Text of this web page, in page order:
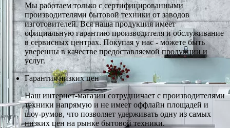
Мы работаем только с сертифицированными
производителями бытовой техники от заводов
изготовителей. Вся наша продукция имеет
официальную гарантию производителя и обслуживание
в сервисных центрах. Покупая у нас - можете быть
уверенны в качестве предоставляемой продукции и
услуг.
Гарантия низких цен
Наш интернет-магазин сотрудничает с производителями
техники напрямую и не имеет оффлайн площадей и
шоу-румов, что позволяет удерживать одну из самых
низких цен на рынке бытовой техники.